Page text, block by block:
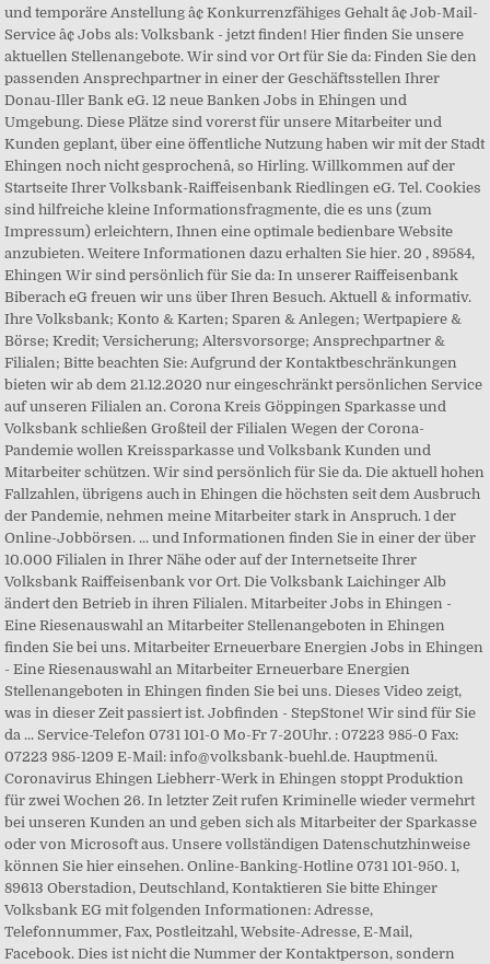
und temporäre Anstellung â¢ Konkurrenzfähiges Gehalt â¢ Job-Mail-
Service â¢ Jobs als: Volksbank - jetzt finden! Hier finden Sie unsere
aktuellen Stellenangebote. Wir sind vor Ort für Sie da: Finden Sie den
passenden Ansprechpartner in einer der Geschäftsstellen Ihrer
Donau-Iller Bank eG. 12 neue Banken Jobs in Ehingen und
Umgebung. Diese Plätze sind vorerst für unsere Mitarbeiter und
Kunden geplant, über eine öffentliche Nutzung haben wir mit der Stadt
Ehingen noch nicht gesprochenâ, so Hirling. Willkommen auf der
Startseite Ihrer Volksbank-Raiffeisenbank Riedlingen eG. Tel. Cookies
sind hilfreiche kleine Informationsfragmente, die es uns (zum
Impressum) erleichtern, Ihnen eine optimale bedienbare Website
anzubieten. Weitere Informationen dazu erhalten Sie hier. 20 , 89584,
Ehingen Wir sind persönlich für Sie da: In unserer Raiffeisenbank
Biberach eG freuen wir uns über Ihren Besuch. Aktuell & informativ.
Ihre Volksbank; Konto & Karten; Sparen & Anlegen; Wertpapiere &
Börse; Kredit; Versicherung; Altersvorsorge; Ansprechpartner &
Filialen; Bitte beachten Sie: Aufgrund der Kontaktbeschränkungen
bieten wir ab dem 21.12.2020 nur eingeschränkt persönlichen Service
auf unseren Filialen an. Corona Kreis Göppingen Sparkasse und
Volksbank schließen Großteil der Filialen Wegen der Corona-
Pandemie wollen Kreissparkasse und Volksbank Kunden und
Mitarbeiter schützen. Wir sind persönlich für Sie da. Die aktuell hohen
Fallzahlen, übrigens auch in Ehingen die höchsten seit dem Ausbruch
der Pandemie, nehmen meine Mitarbeiter stark in Anspruch. 1 der
Online-Jobbörsen. ... und Informationen finden Sie in einer der über
10.000 Filialen in Ihrer Nähe oder auf der Internetseite Ihrer
Volksbank Raiffeisenbank vor Ort. Die Volksbank Laichinger Alb
ändert den Betrieb in ihren Filialen. Mitarbeiter Jobs in Ehingen -
Eine Riesenauswahl an Mitarbeiter Stellenangeboten in Ehingen
finden Sie bei uns. Mitarbeiter Erneuerbare Energien Jobs in Ehingen
- Eine Riesenauswahl an Mitarbeiter Erneuerbare Energien
Stellenangeboten in Ehingen finden Sie bei uns. Dieses Video zeigt,
was in dieser Zeit passiert ist. Jobfinden - StepStone! Wir sind für Sie
da ... Service-Telefon 0731 101-0 Mo-Fr 7-20Uhr. : 07223 985-0 Fax:
07223 985-1209 E-Mail: info@volksbank-buehl.de. Hauptmenü.
Coronavirus Ehingen Liebherr-Werk in Ehingen stoppt Produktion
für zwei Wochen 26. In letzter Zeit rufen Kriminelle wieder vermehrt
bei unseren Kunden an und geben sich als Mitarbeiter der Sparkasse
oder von Microsoft aus. Unsere vollständigen Datenschutzhinweise
können Sie hier einsehen. Online-Banking-Hotline 0731 101-950. 1,
89613 Oberstadion, Deutschland, Kontaktieren Sie bitte Ehinger
Volksbank EG mit folgenden Informationen: Adresse,
Telefonnummer, Fax, Postleitzahl, Website-Adresse, E-Mail,
Facebook. Dies ist nicht die Nummer der Kontaktperson, sondern